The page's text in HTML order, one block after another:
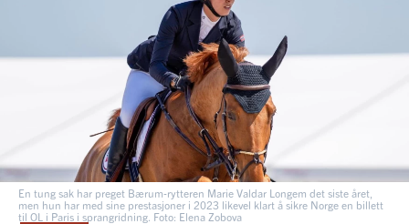
En tung sak har preget Bærum-rytteren Marie Valdar Longem det siste året,
men hun har med sine prestasjoner i 2023 likevel klart å sikre Norge en billett
til OL i Paris i sprangridning. Foto: Elena Zobova